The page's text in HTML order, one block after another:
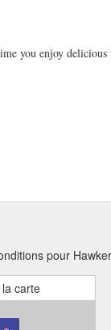
you enjoy
pour
carte